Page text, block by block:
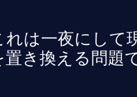
れは一夜にして
き換える問題